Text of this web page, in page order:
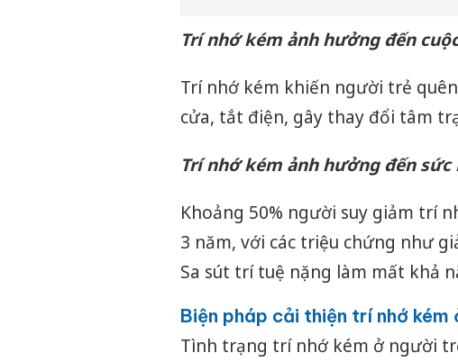
Trí nhớ kém ảnh hưởng đến
Trí nhớ kém khiến người trẻ
cửa, tắt điện, gây thay đổi tâm
Trí nhớ kém ảnh hưởng đến sức
Khoảng 50% người suy giảm trí
3 năm, với các triệu chứng như
Sa sút trí tuệ nặng làm mất khả
Biện pháp cải thiện trí nhớ
Tình trạng trí nhớ kém ở người